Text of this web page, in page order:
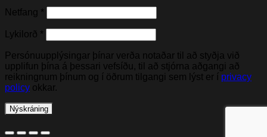
Netfang *
Lykilorð *
Persónuupplýsingar þínar verða notaðar til að styðja við
upplifun þína á þessari vefsíðu, til að stjórna aðgangi að
reikningnum þínum og í öðrum tilgangi sem lýst er í privacy
policy okkar.
Nýskráning